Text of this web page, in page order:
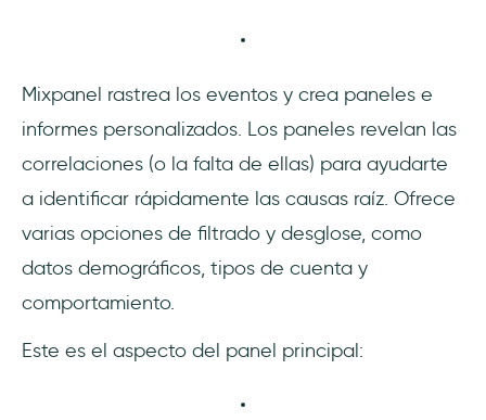
Mixpanel rastrea los eventos y crea paneles e
informes personalizados. Los paneles revelan las
correlaciones (o la falta de ellas) para ayudarte
a identificar rápidamente las causas raíz. Ofrece
varias opciones de filtrado y desglose, como
datos demográficos, tipos de cuenta y
comportamiento.
Este es el aspecto del panel principal: